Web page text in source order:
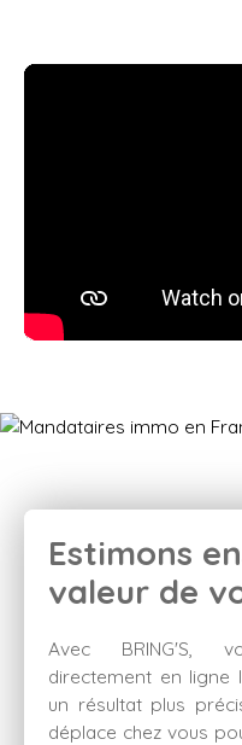
Estimons
valeur de
Avec BRING'S,
directement en ligne
un résultat plus
déplace chez vous